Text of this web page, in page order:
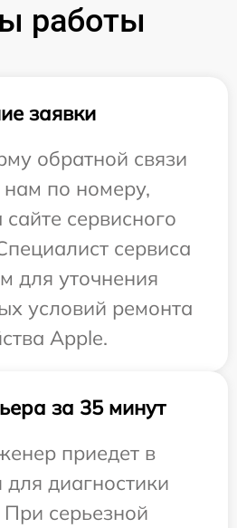
работы
заявки
обратной связи
по номеру,
сервисного
сервиса
для уточнения
условий ремонта
Apple.
за 35 минут
приедет в
диагностики
серьезной